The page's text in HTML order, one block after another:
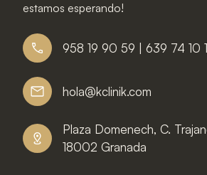
estamos esperando!
958 19 90 59 | 639 74 10
hola@kclinik.com
Plaza Domenech, C.
18002 Granada